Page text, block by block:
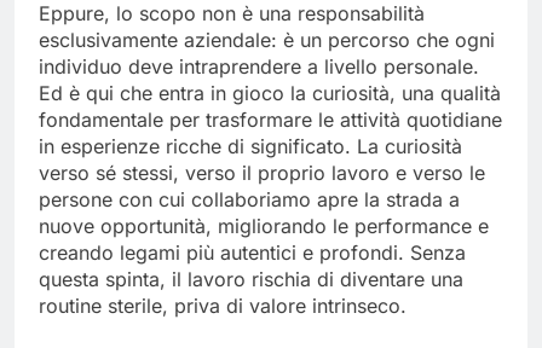
Eppure, lo scopo non è una responsabilità
esclusivamente aziendale: è un percorso che ogni
individuo deve intraprendere a livello personale.
Ed è qui che entra in gioco la curiosità, una qualità
fondamentale per trasformare le attività quotidiane
in esperienze ricche di significato. La curiosità
verso sé stessi, verso il proprio lavoro e verso le
persone con cui collaboriamo apre la strada a
nuove opportunità, migliorando le performance e
creando legami più autentici e profondi. Senza
questa spinta, il lavoro rischia di diventare una
routine sterile, priva di valore intrinseco.